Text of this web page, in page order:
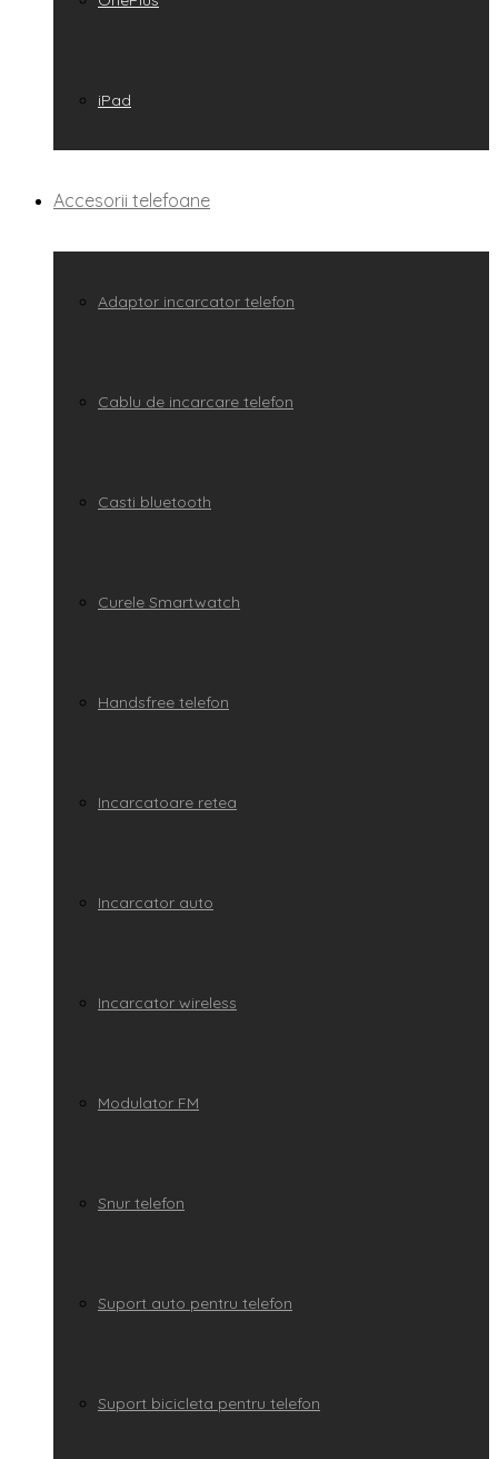
iPad
Accesorii telefoane
Adaptor incarcator telefon
Cablu de incarcare telefon
Casti bluetooth
Curele Smartwatch
Handsfree telefon
Incarcatoare retea
Incarcator auto
Incarcator wireless
Modulator FM
Snur telefon
Suport auto pentru telefon
Suport bicicleta pentru telefon